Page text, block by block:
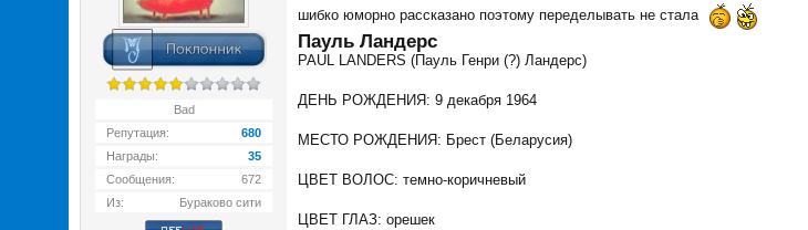
Bad
Репутация:
680
Награды:
35
Сообщения:
672
Из:
Бураково сити
шибко юморно рассказано поэтому переделывать не стала
Пауль Ландерс
PAUL LANDERS (Пауль Генри (?) Ландерс)
ДЕНЬ РОЖДЕНИЯ: 9 декабря 1964
МЕСТО РОЖДЕНИЯ: Брест (Беларусия)
ЦВЕТ ВОЛОС: темно-коричневый
ЦВЕТ ГЛАЗ: орешек